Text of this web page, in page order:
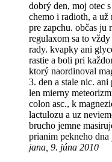
dobrý den, moj otec
chemo i radioth, a už
pre zapchu. občas ju
regulaxom sa to
rady. kvapky ani
rastie a boli pri
ktorý naordinoval
3. den a stale nic.
len mierny
colon asc., k
lactulozu a uz
brucho jemne
prianim pekneho dna
jana, 9. júna 2010